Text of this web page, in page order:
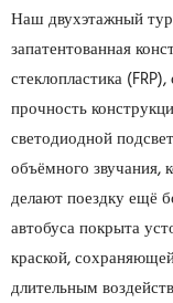
Наш двухэтажный
запатентованная
стеклопластика
прочность
светодиодной
объёмного
делают поездку ещё
автобуса покрыта
краской,
длительным